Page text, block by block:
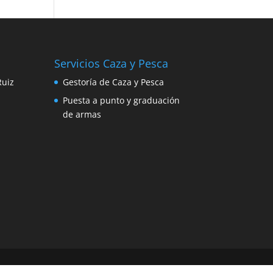
Servicios Caza y Pesca
Gestoría de Caza y Pesca
Puesta a punto y graduación
de armas